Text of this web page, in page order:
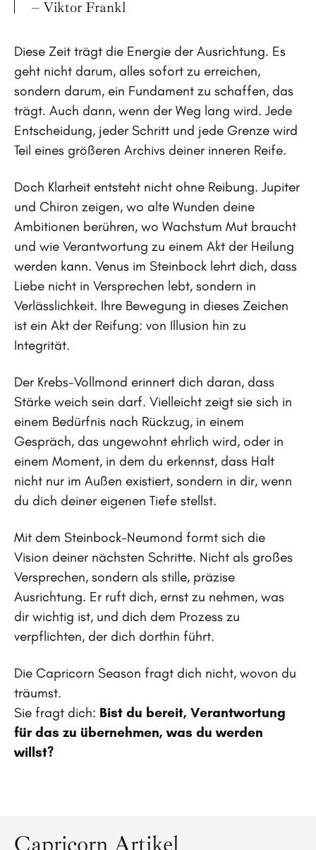
– Viktor Frankl
Diese Zeit trägt die Energie der Ausrichtung. Es
geht nicht darum, alles sofort zu erreichen,
sondern darum, ein Fundament zu schaffen, das
trägt. Auch dann, wenn der Weg lang wird. Jede
Entscheidung, jeder Schritt und jede Grenze wird
Teil eines größeren Archivs deiner inneren Reife.
Doch Klarheit entsteht nicht ohne Reibung. Jupiter
und Chiron zeigen, wo alte Wunden deine
Ambitionen berühren, wo Wachstum Mut braucht
und wie Verantwortung zu einem Akt der Heilung
werden kann. Venus im Steinbock lehrt dich, dass
Liebe nicht in Versprechen lebt, sondern in
Verlässlichkeit. Ihre Bewegung in dieses Zeichen
ist ein Akt der Reifung: von Illusion hin zu
Integrität.
Der Krebs-Vollmond erinnert dich daran, dass
Stärke weich sein darf. Vielleicht zeigt sie sich in
einem Bedürfnis nach Rückzug, in einem
Gespräch, das ungewohnt ehrlich wird, oder in
einem Moment, in dem du erkennst, dass Halt
nicht nur im Außen existiert, sondern in dir, wenn
du dich deiner eigenen Tiefe stellst.
Mit dem Steinbock-Neumond formt sich die
Vision deiner nächsten Schritte. Nicht als großes
Versprechen, sondern als stille, präzise
Ausrichtung. Er ruft dich, ernst zu nehmen, was
dir wichtig ist, und dich dem Prozess zu
verpflichten, der dich dorthin führt.
Die Capricorn Season fragt dich nicht, wovon du
träumst.
Sie fragt dich: Bist du bereit, Verantwortung
für das zu übernehmen, was du werden
willst?
Capricorn Artikel